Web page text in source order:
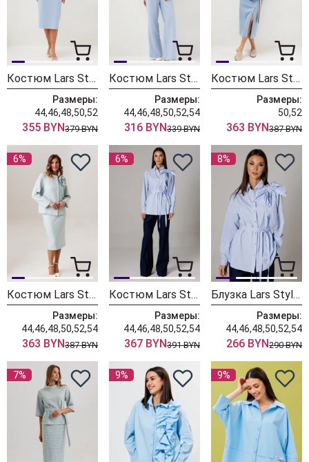
Костюм Lars Style 1105/3 оттенки голубого
Размеры:
44,46,48,50,52
355 BYN379 BYN
Костюм Lars Style 1224
Размеры:
44,46,48,50,52,54
316 BYN339 BYN
Костюм Lars Style 1214-1 оттенки голубого
Размеры:
50,52
363 BYN387 BYN
6%
Костюм Lars Style 1208 голубой
Размеры:
44,46,48,50,52,54
363 BYN387 BYN
6%
Костюм Lars Style 1179 голубой+синий
Размеры:
44,46,48,50,52,54
367 BYN391 BYN
8%
Блузка Lars Style 1181 голубой
Размеры:
44,46,48,50,52,54
266 BYN290 BYN
7% 9% 9%